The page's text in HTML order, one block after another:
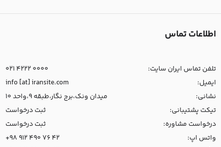
اطلاعات تماس
تلفن تماس ایران سایت:
021 4222 0000
ایمیل:
info [at] iransite.com
نشانی:
میدان ونک،برج نگار،طبقه 9،واحد 10
تیکت پشتیبانی:
ثبت درخواست
درخواست مشاوره:
ثبت درخواست
واتس اپ:
+98 912 490 76 42